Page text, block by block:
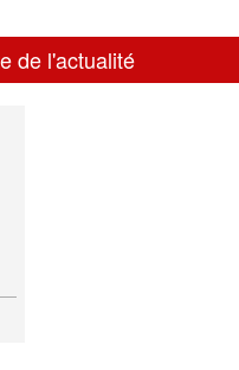
de l'actualité